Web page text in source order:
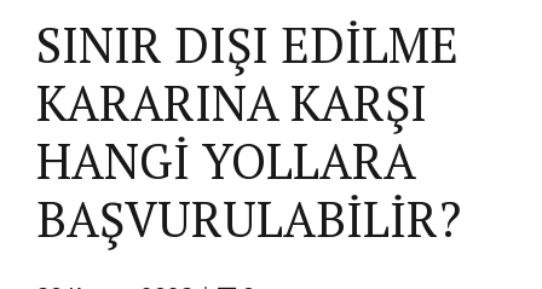
SINIR DIŞI EDİLME
KARARINA KARŞI
HANGİ YOLLARA
BAŞVURULABİLİR?